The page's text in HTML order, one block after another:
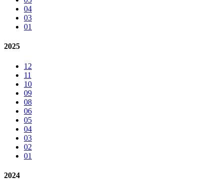
04
03
01
2025
12
11
10
09
08
06
05
04
03
02
01
2024